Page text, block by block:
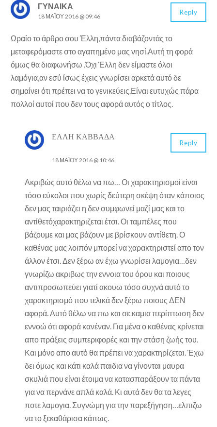
ΓΥΝΑΊΚΑ
18 ΜΑΪ́ΟΥ 2016 @ 09:46
Ωραίο το άρθρο σου Έλλη,πάντα διαβάζοντάς το
μεταφερόμαστε στο αγαπημένο μας νησί.Αυτή τη φορά
όμως θα διαφωνήσω .Όχι Έλλη δεν είμαστε όλοι
λαμόγια,αν εσύ ίσως έχεις γνωρίσει αρκετά αυτό δε
σημαίνει ότι πρέπει να το γενικεύεις.Είναι ευτυχώς πάρα
πολλοί αυτοί που δεν τους αφορά αυτός ο τίτλος.
Reply
ΈΛΛΗ ΚΑΒΒΑΔΆ
18 ΜΑΪ́ΟΥ 2016 @ 10:46
Ακριβώς αυτό θέλω να πω… Οι χαρακτηρισμοί είναι
τόσο εύκολοι που χωρίς δεύτερη σκέψη όταν κάποιος
δεν μας ταιριάζει η δεν συμφωνεί μαζί μας και το
αντίθετόχαρακτηριζεται έτσι. Οι ταμπέλες που
βάζουμε και μας βάζουν με βρίσκουν αντίθετη. Ο
καθένας μας λοιπόν μπορεί να χαρακτηριστεί απο τον
άλλον έτσι. Δεν ξέρω αν έχω γνωρίσει λαμογια…δεν
γνωρίζω ακριβως την εννοια του όρου και ποιους
αντιπροσωπεύει γιατί ακουω τόσο συχνά αυτό το
χαρακτηρισμό που τελικά δεν ξέρω ποιους ΔΕΝ
αφορά. Αυτό θέλω να πω και σε καμια περίπτωση δεν
εννοώ ότι αφορά κανέναν. Για μένα ο καθένας κρίνεται
απο πράξεις συμπεριφορές και την στάση ζωής του.
Και μόνο απο αυτό θα πρέπει να χαρακτηρίζεται. Έχω
δει όμως και κάτι καλά παιδια να γίνονται μαυρα
σκυλιά που είναι έτοιμα να κατασπαράξουν τα πάντα
για να περνάνε απλά καλά. Κι αυτά δεν θα τα λεγες
ποτε λαμογια. Συγνώμη για την παρεξήγηση…ελπιζω
να το ξεκαθάρισα κάπως.
Reply